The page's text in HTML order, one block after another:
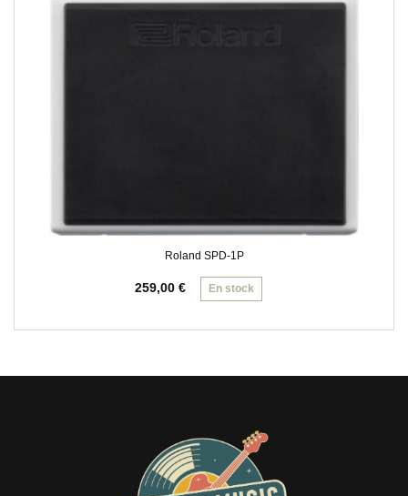
Roland SPD-1P
259,00 € En stock